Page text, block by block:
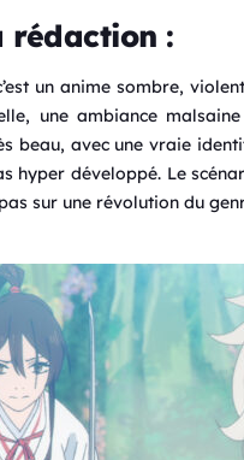
rédaction :
un anime sombre,
une ambiance
beau, avec une vraie
hyper développé. Le
sur une révolution du